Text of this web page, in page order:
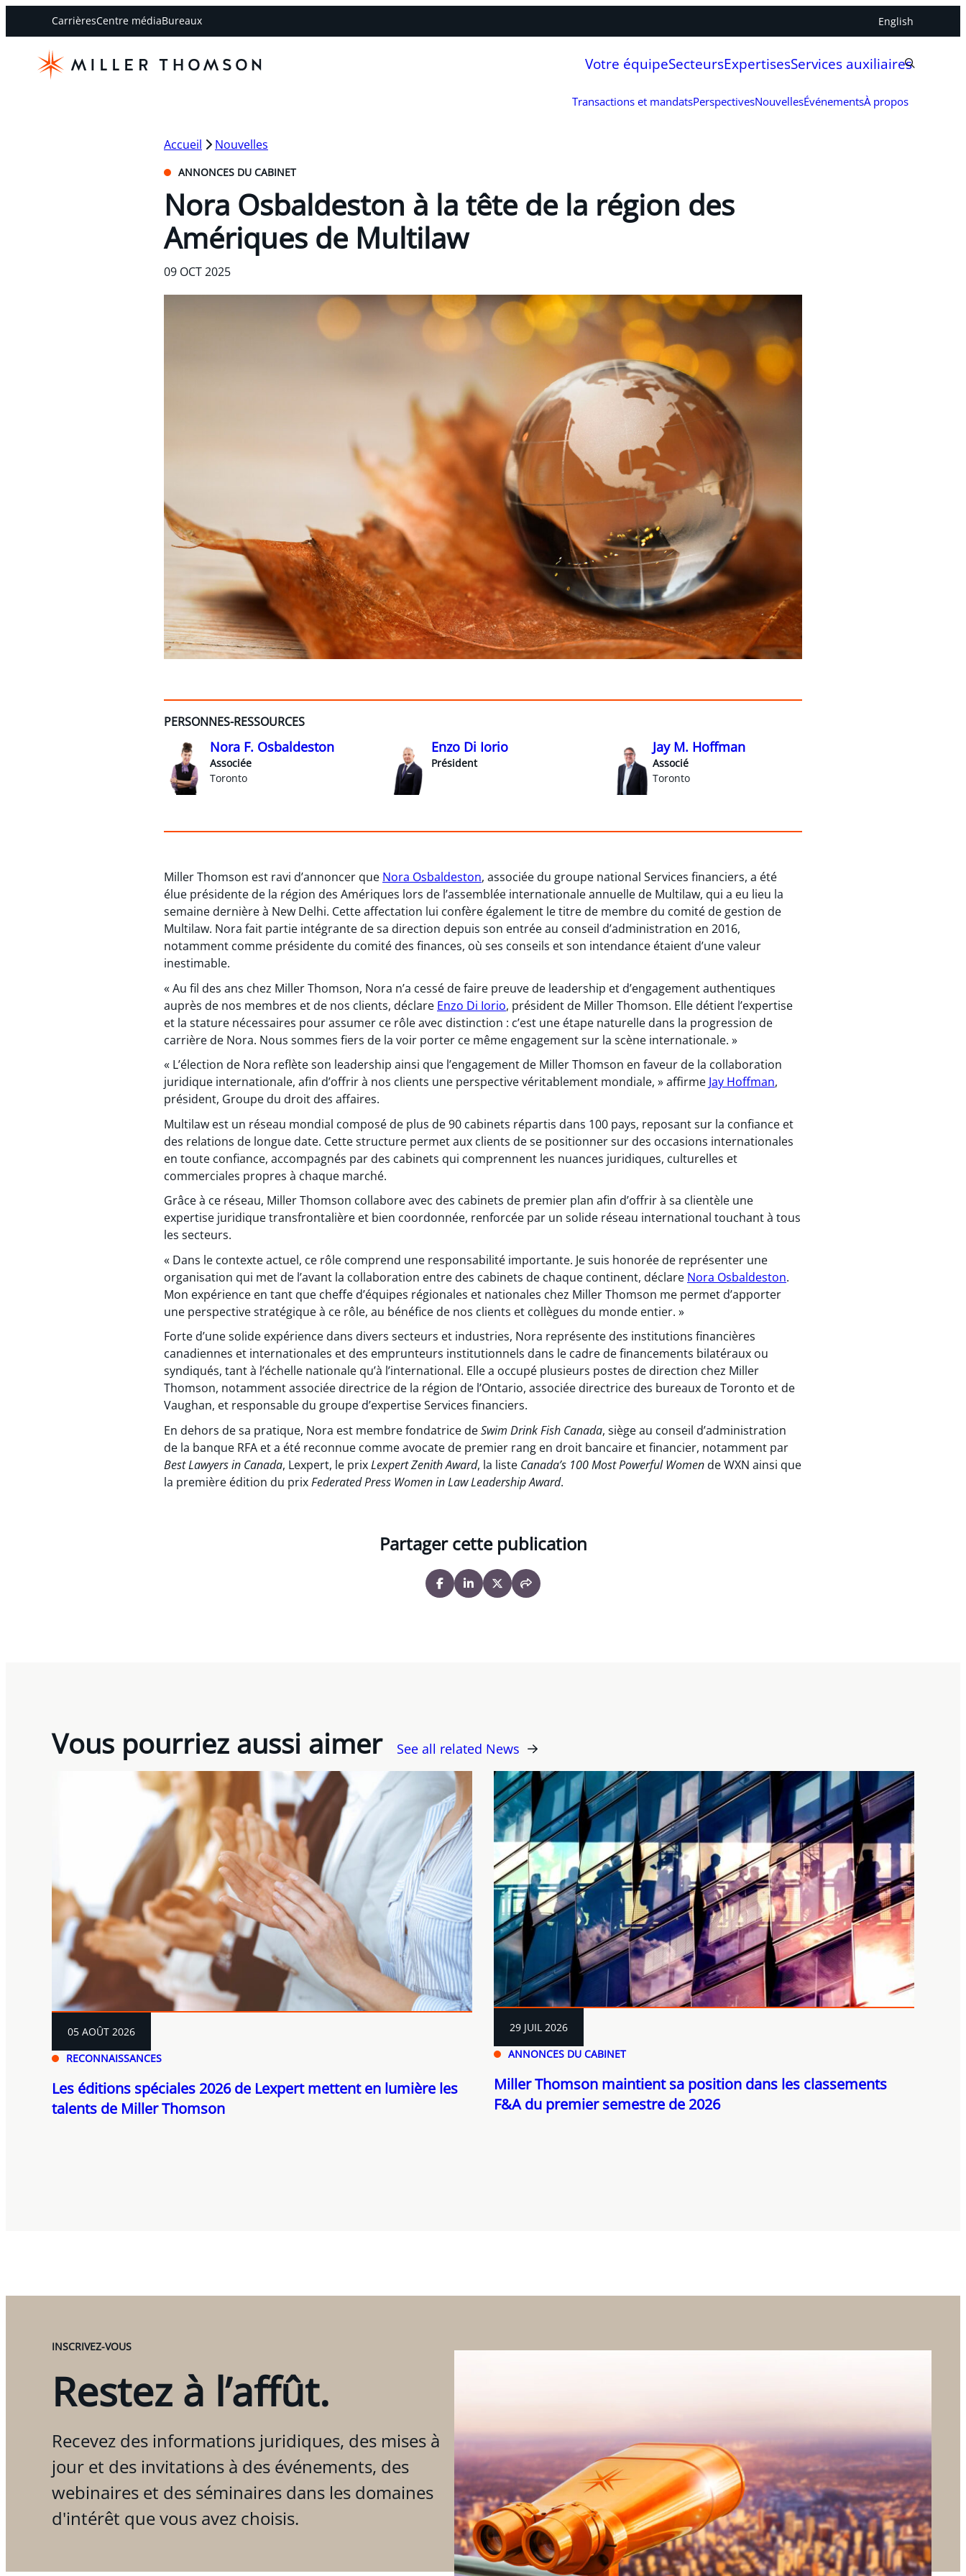
CarrièresCentre médiaBureaux English
Votre équipeSecteursExpertisesServices auxiliaires
Transactions et mandatsPerspectivesNouvellesÉvénementsÀ propos
Accueil Nouvelles
ANNONCES DU CABINET
Nora Osbaldeston à la tête de la région des
Amériques de Multilaw
09 OCT 2025
PERSONNES-RESSOURCES
Nora F. Osbaldeston
Associée
Toronto
Enzo Di Iorio
Président
Jay M. Hoffman
Associé
Toronto
Miller Thomson est ravi d’annoncer que Nora Osbaldeston, associée du groupe national Services financiers, a été
élue présidente de la région des Amériques lors de l’assemblée internationale annuelle de Multilaw, qui a eu lieu la
semaine dernière à New Delhi. Cette affectation lui confère également le titre de membre du comité de gestion de
Multilaw. Nora fait partie intégrante de sa direction depuis son entrée au conseil d’administration en 2016,
notamment comme présidente du comité des finances, où ses conseils et son intendance étaient d’une valeur
inestimable.
« Au fil des ans chez Miller Thomson, Nora n’a cessé de faire preuve de leadership et d’engagement authentiques
auprès de nos membres et de nos clients, déclare Enzo Di Iorio, président de Miller Thomson. Elle détient l’expertise
et la stature nécessaires pour assumer ce rôle avec distinction : c’est une étape naturelle dans la progression de
carrière de Nora. Nous sommes fiers de la voir porter ce même engagement sur la scène internationale. »
« L’élection de Nora reflète son leadership ainsi que l’engagement de Miller Thomson en faveur de la collaboration
juridique internationale, afin d’offrir à nos clients une perspective véritablement mondiale, » affirme Jay Hoffman,
président, Groupe du droit des affaires.
Multilaw est un réseau mondial composé de plus de 90 cabinets répartis dans 100 pays, reposant sur la confiance et
des relations de longue date. Cette structure permet aux clients de se positionner sur des occasions internationales
en toute confiance, accompagnés par des cabinets qui comprennent les nuances juridiques, culturelles et
commerciales propres à chaque marché.
Grâce à ce réseau, Miller Thomson collabore avec des cabinets de premier plan afin d’offrir à sa clientèle une
expertise juridique transfrontalière et bien coordonnée, renforcée par un solide réseau international touchant à tous
les secteurs.
« Dans le contexte actuel, ce rôle comprend une responsabilité importante. Je suis honorée de représenter une
organisation qui met de l’avant la collaboration entre des cabinets de chaque continent, déclare Nora Osbaldeston.
Mon expérience en tant que cheffe d’équipes régionales et nationales chez Miller Thomson me permet d’apporter
une perspective stratégique à ce rôle, au bénéfice de nos clients et collègues du monde entier. »
Forte d’une solide expérience dans divers secteurs et industries, Nora représente des institutions financières
canadiennes et internationales et des emprunteurs institutionnels dans le cadre de financements bilatéraux ou
syndiqués, tant à l’échelle nationale qu’à l’international. Elle a occupé plusieurs postes de direction chez Miller
Thomson, notamment associée directrice de la région de l’Ontario, associée directrice des bureaux de Toronto et de
Vaughan, et responsable du groupe d’expertise Services financiers.
En dehors de sa pratique, Nora est membre fondatrice deSwim Drink Fish Canada, siège au conseil d’administration
de la banque RFA et a été reconnue comme avocate de premier rang en droit bancaire et financier, notamment par
Best Lawyers in Canada, Lexpert, le prixLexpert Zenith Award, la liste Canada’s 100 Most Powerful Women de WXN ainsi que
la première édition du prixFederated Press Women in Law Leadership Award.
Partager cette publication
Vous pourriez aussi aimer See all related News
RECONNAISSANCES
05 AOÛT 2026
Les éditions spéciales 2026 de Lexpert mettent en lumière les
talents de Miller Thomson
ANNONCES DU CABINET
29 JUIL 2026
Miller Thomson maintient sa position dans les classements
F&A du premier semestre de 2026
INSCRIVEZ-VOUS
Restez à l’affût.
Recevez des informations juridiques, des mises à
jour et des invitations à des événements, des
webinaires et des séminaires dans les domaines
d'intérêt que vous avez choisis.